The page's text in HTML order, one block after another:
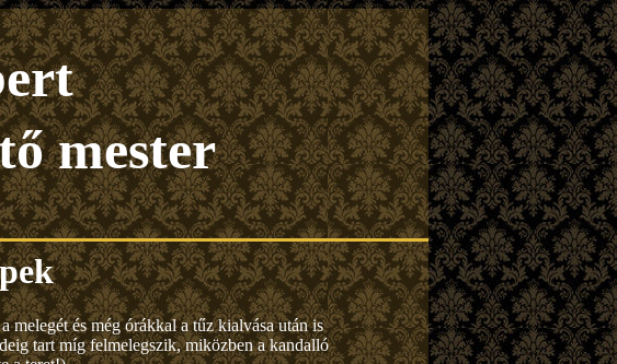
mester
melegét és még órákkal a tűz kialvása után is
tart míg felmelegszik, miközben a kandalló